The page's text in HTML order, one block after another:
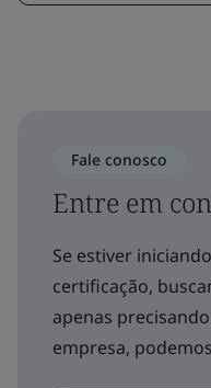
Fale conosco
Entre em
Se estiver
certificação,
apenas
empresa,